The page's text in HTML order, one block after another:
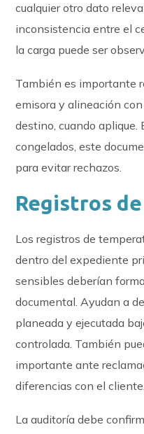
cualquier otro dato
inconsistencia entre el
la carga puede ser
También es importante
emisora y alineación
destino, cuando
congelados, este
para evitar rechazos.
Registros
Los registros de
dentro del expediente
sensibles deberían
documental. Ayudan a
planeada y ejecutada
controlada. También
importante ante
diferencias con el cliente.
La auditoría debe